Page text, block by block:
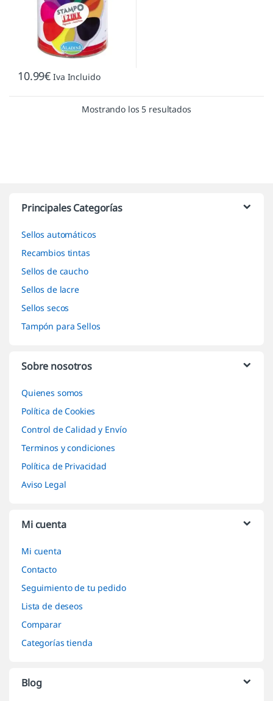
10.99€ Iva Incluido
Mostrando los 5 resultados
Principales Categorías
Sellos automáticos
Recambios tintas
Sellos de caucho
Sellos de lacre
Sellos secos
Tampón para Sellos
Sobre nosotros
Quienes somos
Política de Cookies
Control de Calidad y Envío
Terminos y condiciones
Política de Privacidad
Aviso Legal
Mi cuenta
Mi cuenta
Contacto
Seguimiento de tu pedido
Lista de deseos
Comparar
Categorías tienda
Blog